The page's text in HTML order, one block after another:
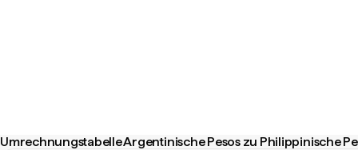
Umrechnungstabelle Argentinische Pesos zu Philippinische